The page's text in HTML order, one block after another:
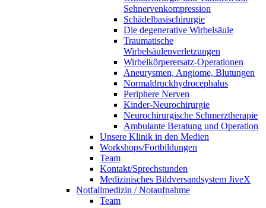
Sehnervenkompression
Schädelbasischirurgie
Die degenerative Wirbelsäule
Traumatische
Wirbelsäulenverletzungen
Wirbelkörperersatz-Operationen
Aneurysmen, Angiome, Blutungen
Normaldruckhydrocephalus
Periphere Nerven
Kinder-Neurochirurgie
Neurochirurgische Schmerztherapie
Ambulante Beratung und Operation
Unsere Klinik in den Medien
Workshops/Fortbildungen
Team
Kontakt/Sprechstunden
Medizinisches Bildversandsystem JiveX
Notfallmedizin / Notaufnahme
Team